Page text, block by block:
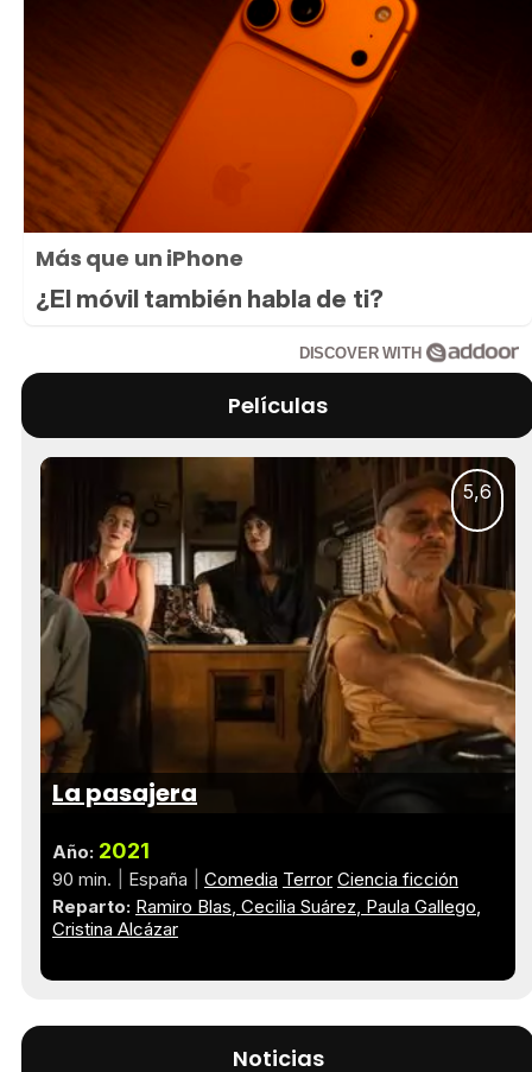
Más que un iPhone
¿El móvil también habla de ti?
DISCOVER WITH
Películas
5,6
La pasajera
Año: 2021
90 min. España Comedia Terror Ciencia ficción
Reparto: Ramiro Blas Cecilia Suárez Paula Gallego
Cristina Alcázar
Noticias